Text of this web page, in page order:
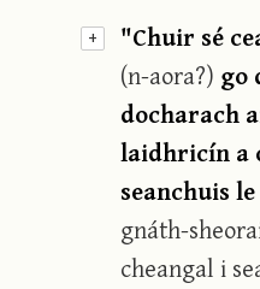
+
"Chuir sé
(n-aora?) go
docharach
laidhricín a
seanchuis
gnáth-
cheangal i